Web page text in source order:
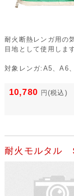
耐火断熱レンガ用の
目地として使用しま
対象レンガ:A5、A6
10,780 円 (税込)
耐火モルタル